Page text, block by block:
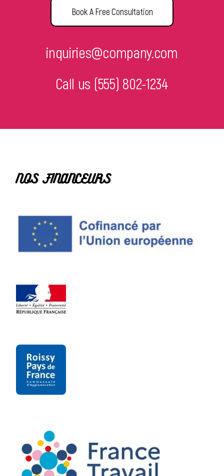
Book A Free Consultation
inquiries@company.com
Call us (555) 802-1234
NOS FINANCEURS